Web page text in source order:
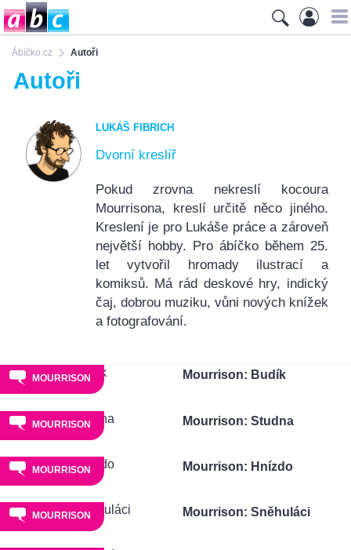
Ábíčko.cz Autoři
Autoři
LUKÁŠ FIBRICH
Dvorní kreslíř
Pokud zrovna nekreslí kocoura
Mourrisona, kreslí určitě něco jiného.
Kreslení je pro Lukáše práce a zároveň
největší hobby. Pro ábíčko během 25.
let vytvořil hromady ilustrací a
komiksů. Má rád deskové hry, indický
čaj, dobrou muziku, vůni nových knížek
a fotografování.
MOURRISON Mourrison: Budík
MOURRISON Mourrison: Studna
MOURRISON Mourrison: Hnízdo
MOURRISON Mourrison: Sněhuláci